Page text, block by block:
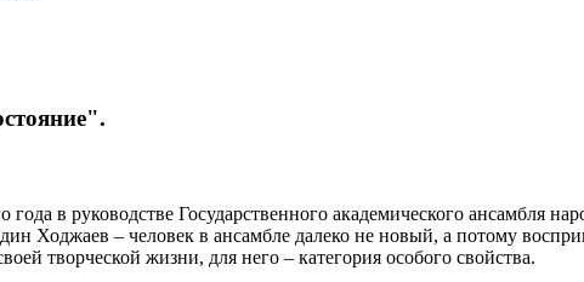
в руководстве Государственного академического ансамбля
Ходжаев – человек в ансамбле далеко не новый, а потому
творческой жизни, для него – категория особого свойства.